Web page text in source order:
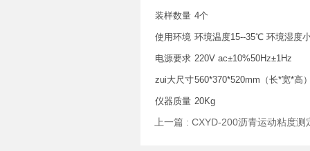
装样数量 4个
使用环境 环境温度15--35℃ 环境湿度
电源要求 220V ac±10%50Hz±1Hz
zui大尺寸560*370*520mm（长*宽*高
仪器质量 20Kg
上一篇 : CXYD-200沥青运动粘度测